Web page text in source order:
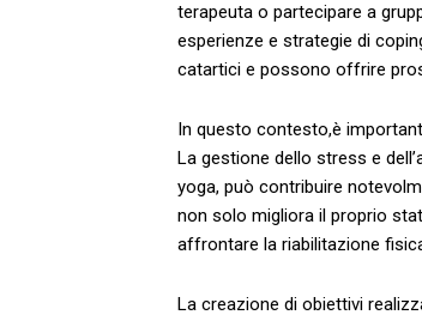
terapeuta o partecipare a
esperienze e strategie di
catartici e possono offrire
In questo contesto,è
La ⁤gestione dello stress e
yoga, può contribuire
non​ solo migliora il proprio
affrontare la riabilitazione
La ⁣creazione di obiettivi